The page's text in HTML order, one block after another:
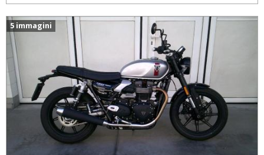
5 immagini